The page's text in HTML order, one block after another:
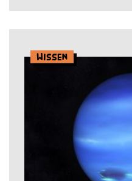
Wissen